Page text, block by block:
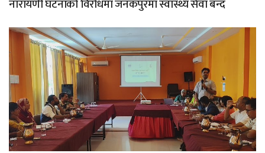
नारायणी घटनाको विरोधमा जनकपुरमा स्वास्थ्य सेवा बन्द